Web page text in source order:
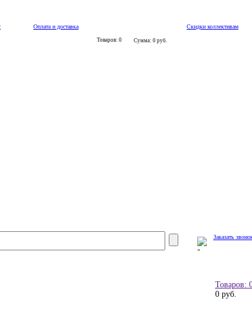
Оплата и доставка Скидки коллективам
Товаров: 0 Сумма: 0 руб.
Заказать
Товаров:
0 руб.